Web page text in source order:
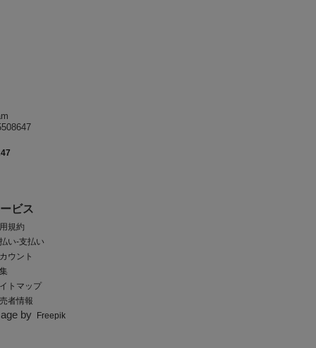
ビス
規約
い-支払い
ウント
トマップ
者情報
by Freepik